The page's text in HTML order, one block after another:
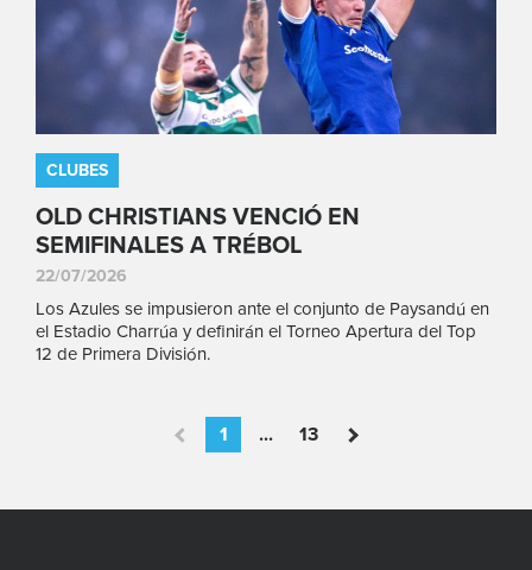
CLUBES
OLD CHRISTIANS VENCIÓ EN
SEMIFINALES A TRÉBOL
22/07/2026
Los Azules se impusieron ante el conjunto de Paysandú en
el Estadio Charrúa y definirán el Torneo Apertura del Top
12 de Primera División.
1 ... 13